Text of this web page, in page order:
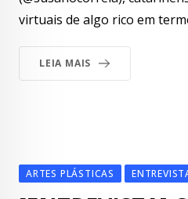
virtuais de algo rico em
LEIA MAIS
ARTES PLÁSTICAS